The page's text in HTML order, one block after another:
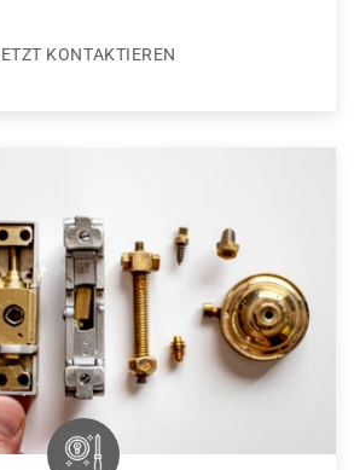
KONTAKTIEREN